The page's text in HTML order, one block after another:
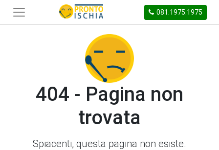
081.1975.1975
404 - Pagina non
trovata
Spiacenti, questa pagina non esiste.